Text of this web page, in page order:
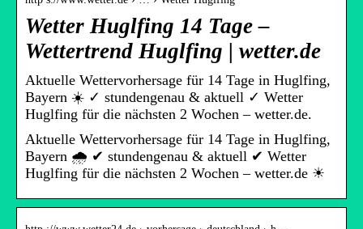
Wetter Huglfing 14 Tage –
Wettertrend Huglfing | wetter.de
Aktuelle Wettervorhersage für 14 Tage in Huglfing,
Bayern ☀️ ✓ stundengenau & aktuell ✓ Wetter
Huglfing für die nächsten 2 Wochen – wetter.de.
Aktuelle Wettervorhersage für 14 Tage in Huglfing,
Bayern 🌧️ ✔ stundengenau & aktuell ✔ Wetter
Huglfing für die nächsten 2 Wochen – wetter.de ☀